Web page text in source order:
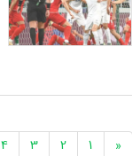
«
1
2
3
4